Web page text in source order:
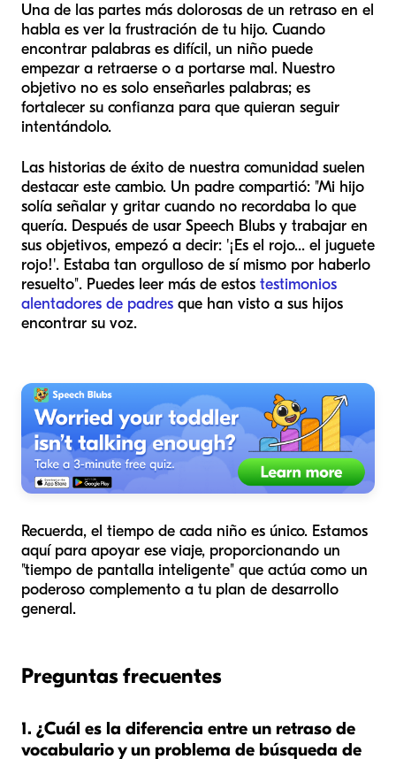
Una de las partes más dolorosas de un retraso en el
habla es ver la frustración de tu hijo. Cuando
encontrar palabras es difícil, un niño puede
empezar a retraerse o a portarse mal. Nuestro
objetivo no es solo enseñarles palabras; es
fortalecer su confianza para que quieran seguir
intentándolo.
Las historias de éxito de nuestra comunidad suelen
destacar este cambio. Un padre compartió: "Mi hijo
solía señalar y gritar cuando no recordaba lo que
quería. Después de usar Speech Blubs y trabajar en
sus objetivos, empezó a decir: '¡Es el rojo... el juguete
rojo!'. Estaba tan orgulloso de sí mismo por haberlo
resuelto". Puedes leer más de estos testimonios
alentadores de padres que han visto a sus hijos
encontrar su voz.
Recuerda, el tiempo de cada niño es único. Estamos
aquí para apoyar ese viaje, proporcionando un
"tiempo de pantalla inteligente" que actúa como un
poderoso complemento a tu plan de desarrollo
general.
Preguntas frecuentes
1. ¿Cuál es la diferencia entre un retraso de
vocabulario y un problema de búsqueda de